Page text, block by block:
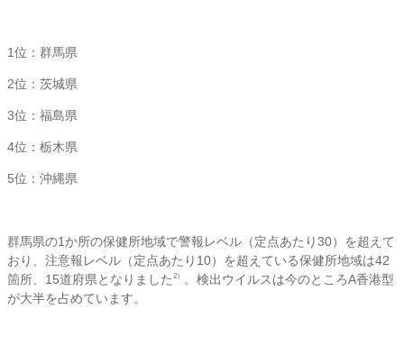
1位：群馬県
2位：茨城県
3位：福島県
4位：栃木県
5位：沖縄県
群馬県の1か所の保健所地域で警報レベル（定点あたり30）を超えて
おり、注意報レベル（定点あたり10）を超えている保健所地域は42
箇所、15道府県となりました 2）
。検出ウイルスは今のところA香港型
が大半を占めています。